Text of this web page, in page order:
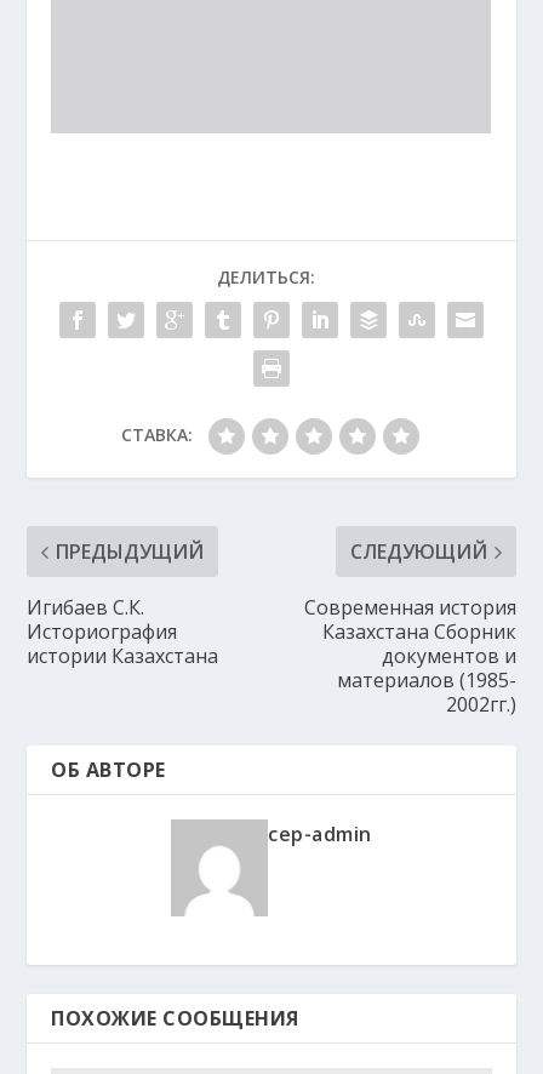
ДЕЛИТЬСЯ:
СТАВКА:
ПРЕДЫДУЩИЙ
Игибаев С.К.
Историография
истории Казахстана
СЛЕДУЮЩИЙ
Современная история
Казахстана Сборник
документов и
материалов (1985-
2002гг.)
ОБ АВТОРЕ
cep-admin
ПОХОЖИЕ СООБЩЕНИЯ